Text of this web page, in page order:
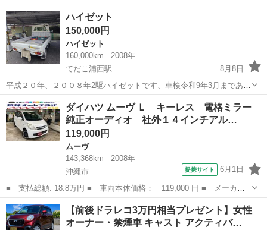
問合せはお早目に！ハイゼットカーゴ特有の隠れサビによる雨漏れも
全て補修済みで安心です！現車確認して決めてください(^^) 【お問合
せについて】 ・掲載している限...
沖縄 豊見城市 奥武山公園駅
ハイゼット
150,000円
ハイゼット
160,000km
2008年
てだこ浦西駅
8月8日
平成２０年、２００８年2駆ハイゼットです、車検令和9年3月まであり
ます。名護市からの出品です、よろしくお願いいたします。
沖縄 名護市 てだこ浦西駅 ハイゼット
ダイハツ ムーヴ Ｌ キーレス 電格ミラー
純正オーディオ 社外１４インチアル…
119,000円
ムーヴ
143,368km
2008年
沖縄市
提携サイト 6月1日
■ 支払総額: 18.8万円 ■ 車両本体価格： 119,000 円 ■ メーカー
名： ダイハツ ■ 車種名： ムーヴ ■ グレード名： Ｌ キーレ
ス 電格ミラー 純正オーディオ 社外１４インチアルミ ■ 排気
量： 660...
沖縄 沖縄市 ムーヴ
【前後ドラレコ3万円相当プレゼント】女性
オーナー・禁煙車 キャスト アクティバ…